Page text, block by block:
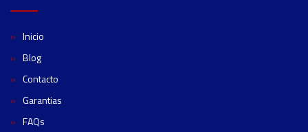
Inicio
Blog
Contacto
Garantias
FAQs